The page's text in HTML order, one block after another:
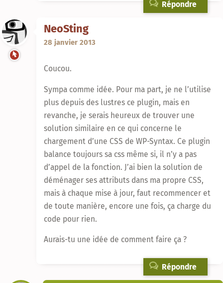
Répondre
NeoSting
28 janvier 2013
Coucou.
Sympa comme idée. Pour ma part, je ne l’utilise
plus depuis des lustres ce plugin, mais en
revanche, je serais heureux de trouver une
solution similaire en ce qui concerne le
chargement d’une CSS de WP-Syntax. Ce plugin
balance toujours sa css même si, il n’y a pas
d’appel de la fonction. J’ai bien la solution de
déménager ses attributs dans ma propre CSS,
mais à chaque mise à jour, faut recommencer et
de toute manière, encore une fois, ça charge du
code pour rien.
Aurais-tu une idée de comment faire ça ?
Répondre